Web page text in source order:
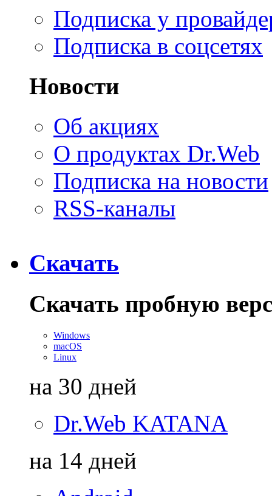
Подписка у
Подписка в соцсетях
Новости
Об акциях
О продуктах Dr.Web
Подписка на новости
RSS-каналы
Скачать
Скачать пробную
Windows
macOS
Linux
на 30 дней
Dr.Web KATANA
на 14 дней